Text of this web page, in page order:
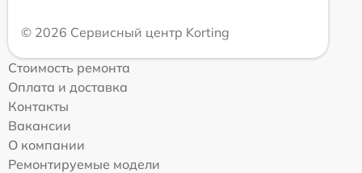
© 2026 Сервисный центр Korting
Стоимость ремонта
Оплата и доставка
Контакты
Вакансии
О компании
Ремонтируемые модели